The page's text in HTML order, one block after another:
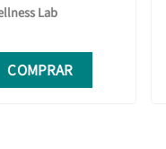
Lab
COMPRAR